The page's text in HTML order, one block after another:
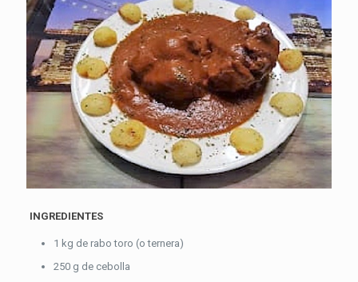
INGREDIENTES
1 kg de rabo toro (o ternera)
250 g de cebolla